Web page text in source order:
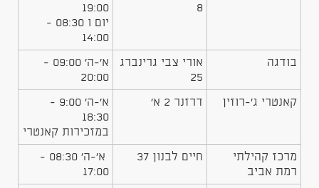
8
19:00
יום ו 08:30 -
14:00
בודגה
אורי צבי גרינברג
25
א'-ה' 09:00 -
20:00
קאנטרי ג'-רוזין דרזנר 2 א'
א'-ה' 9:00 -
18:30
במזכירות קאנטרי
מרכז קהילתי
רמת אביב
חיים לבנון 37
א'-ה' 08:30 -
17:00